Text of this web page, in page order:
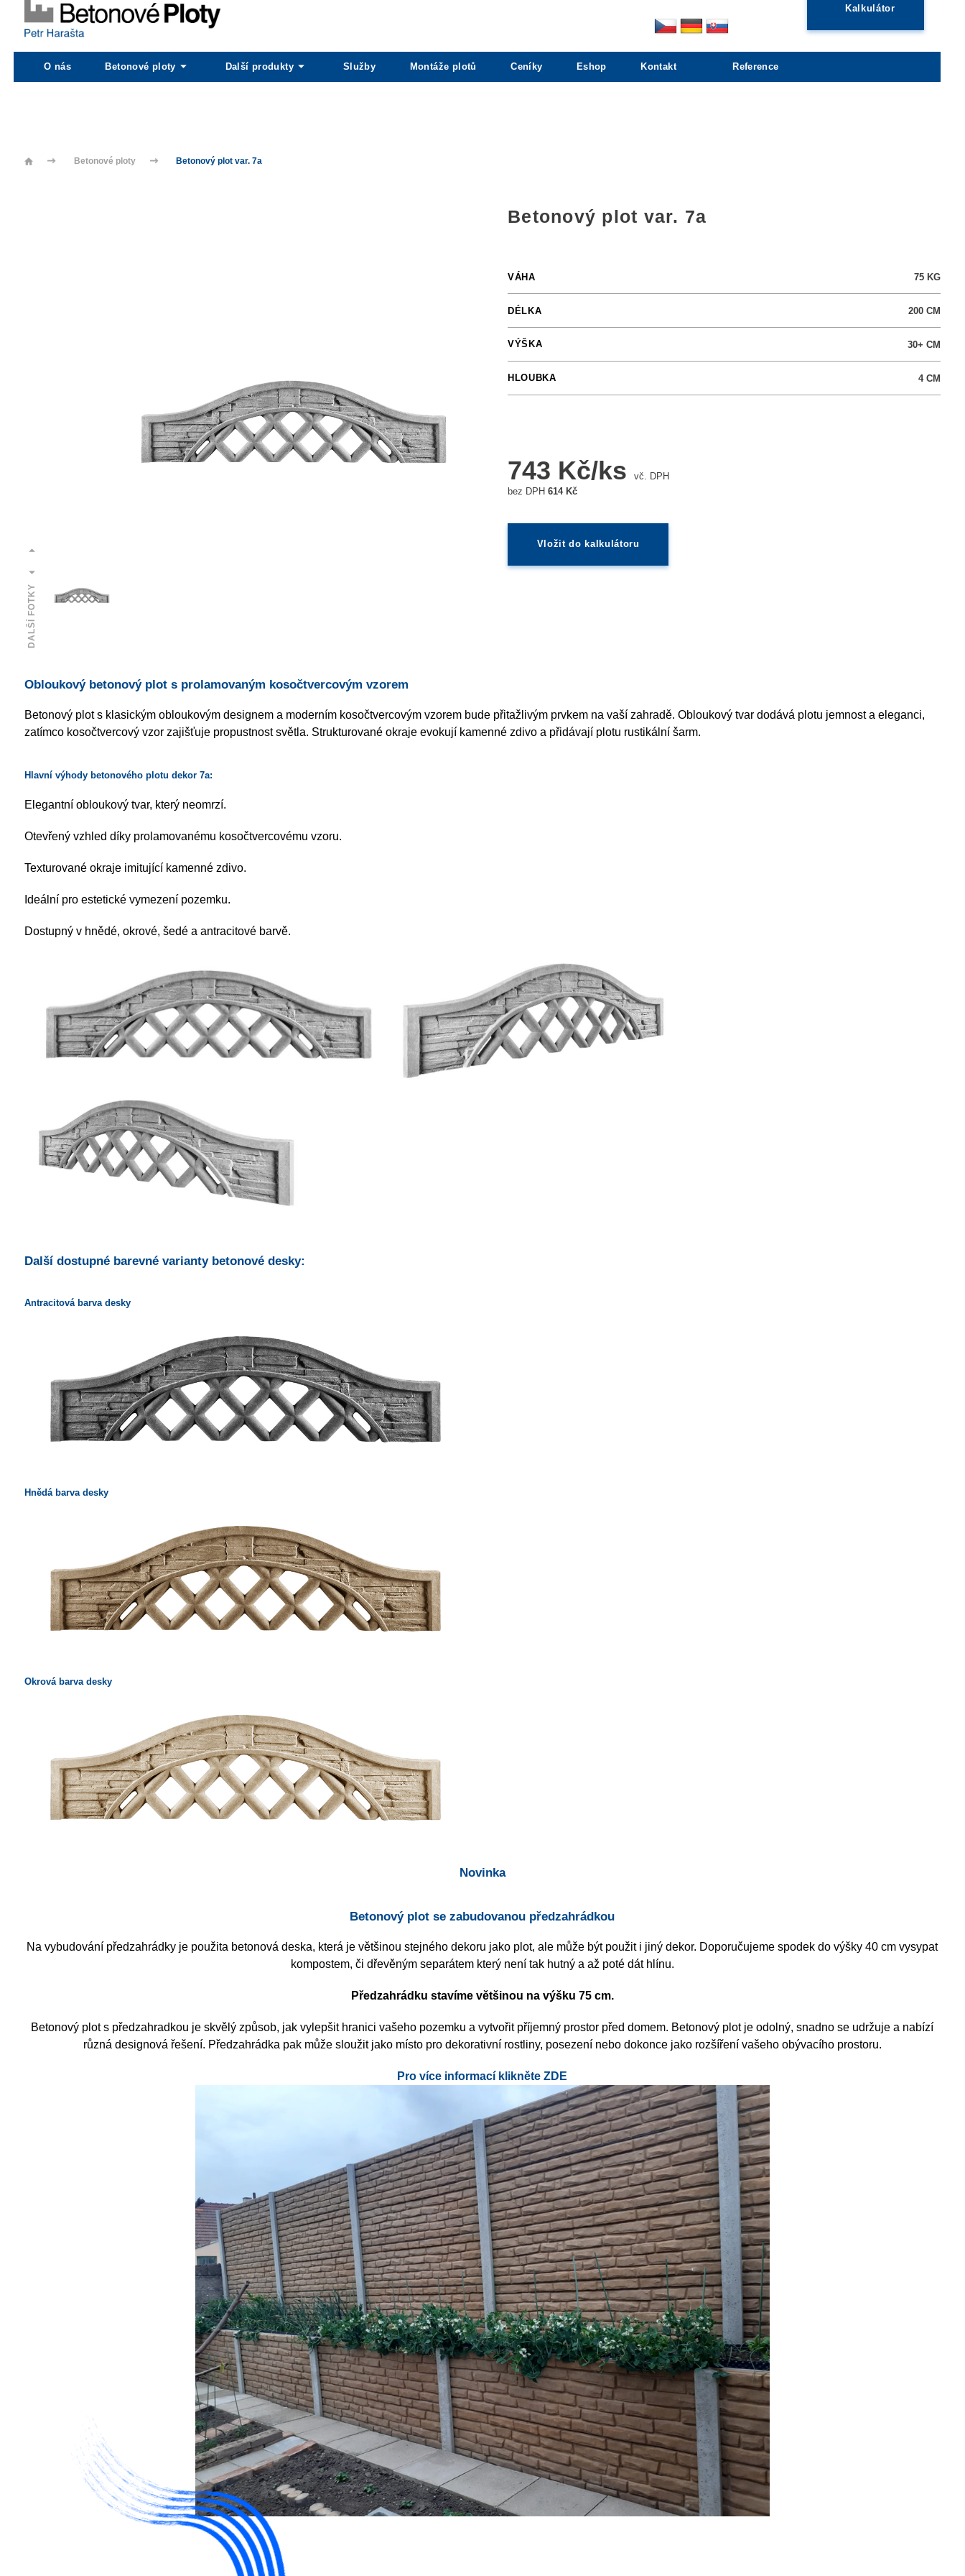
O nás Betonové ploty Další produkty Služby Montáže plotů Ceníky Eshop Kontakt Reference
Kalkulátor
Betonové ploty Betonový plot var. 7a
DALŠÍ FOTKY
Betonový plot var. 7a
VÁHA 75 KG
DÉLKA 200 CM
VÝŠKA 30+ CM
HLOUBKA 4 CM
743 Kč/ks
vč. DPH
bez DPH614 Kč
Vložit do kalkulátoru
Obloukový betonový plot s prolamovaným kosočtvercovým vzorem
Betonový plot s klasickým obloukovým designem a moderním kosočtvercovým vzorem bude přitažlivým prvkem na vaší zahradě. Obloukový tvar dodává plotu jemnost a eleganci,
zatímco kosočtvercový vzor zajišťuje propustnost světla. Strukturované okraje evokují kamenné zdivo a přidávají plotu rustikální šarm.
Hlavní výhody betonového plotu dekor 7a:
Elegantní obloukový tvar, který neomrzí.
Otevřený vzhled díky prolamovanému kosočtvercovému vzoru.
Texturované okraje imitující kamenné zdivo.
Ideální pro estetické vymezení pozemku.
Dostupný v hnědé, okrové, šedé a antracitové barvě.
Další dostupné barevné varianty betonové desky:
Antracitová barva desky
Hnědá barva desky
Okrová barva desky
Novinka
Betonový plot se zabudovanou předzahrádkou
Na vybudování předzahrádky je použita betonová deska, která je většinou stejného dekoru jako plot, ale může být použit i jiný dekor. Doporučujeme spodek do výšky 40 cm vysypat
kompostem, či dřevěným separátem který není tak hutný a až poté dát hlínu.
Předzahrádku stavíme většinou na výšku 75 cm.
Betonový plot s předzahradkou je skvělý způsob, jak vylepšit hranici vašeho pozemku a vytvořit příjemný prostor před domem. Betonový plot je odolný, snadno se udržuje a nabízí
různá designová řešení. Předzahrádka pak může sloužit jako místo pro dekorativní rostliny, posezení nebo dokonce jako rozšíření vašeho obývacího prostoru.
Pro více informací klikněte ZDE